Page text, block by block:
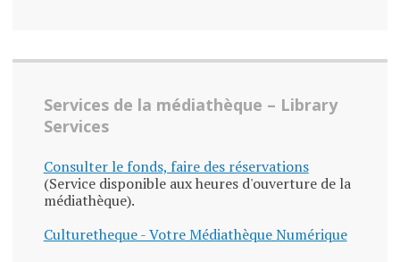
Services de la médiathèque – Library
Services
Consulter le fonds, faire des réservations
(Service disponible aux heures d'ouverture de la
médiathèque).
Culturetheque - Votre Médiathèque Numérique